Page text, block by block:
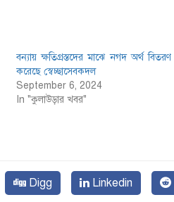
বন্যায় ক্ষতিগ্রস্তদের মাঝে নগদ অর্থ বিতরণ
করেছে স্বেচ্ছাসেবকদল
September 6, 2024
In "কুলাউড়ার খবর"
Digg Linkedin